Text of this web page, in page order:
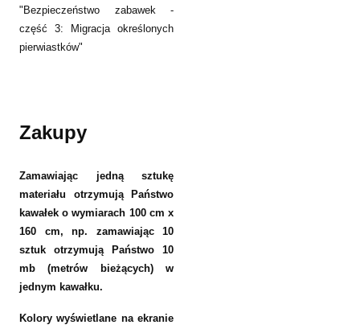
"Bezpieczeństwo zabawek -
część 3: Migracja określonych
pierwiastków"
Zakupy
Zamawiając jedną sztukę
materiału otrzymują Państwo
kawałek o wymiarach 100 cm x
160 cm, np. zamawiając 10
sztuk otrzymują Państwo 10
mb (metrów bieżących) w
jednym kawałku.
Kolory wyświetlane na ekranie